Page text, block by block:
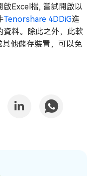
Excel檔, 嘗試開啟以
Tenorshare 4DDiG進
料。除此之外，此軟
他儲存裝置，可以免